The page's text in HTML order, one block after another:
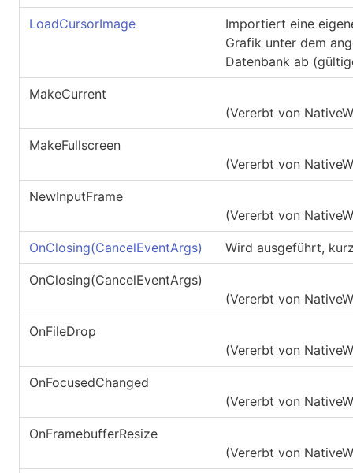
LoadCursorImage
Importiert eine
Grafik unter dem
Datenbank ab
MakeCurrent
(Vererbt von
MakeFullscreen
(Vererbt von
NewInputFrame
(Vererbt von
OnClosing(CancelEventArgs) Wird ausgeführt,
OnClosing(CancelEventArgs)
(Vererbt von
OnFileDrop
(Vererbt von
OnFocusedChanged
(Vererbt von
OnFramebufferResize
(Vererbt von